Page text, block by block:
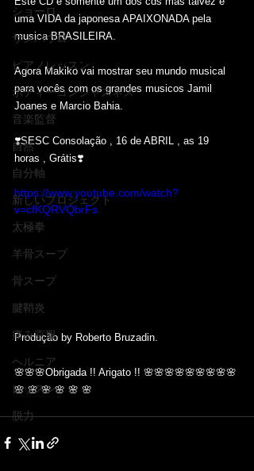
ショーロ
サンパウロ
ピアノレッスン
ボディーコンシャスネス
音楽監督
自然
自分軸
新しいプロジェクト
太極拳
羊骨スープ
骨スープ
腱鞘炎
痛み克服
ヘルニア
レッスン
脱力
uma VIDA da japonesa APAIXONADA pela
musica BRASILEIRA.
Agora Makiko vai mostrar seu mundo musical
para vocês com os grandes musicos Jamil
Joanes e Marcio Bahia.
❣️SESC Consolação , 16 de ABRIL , as 19
horas , Grátis❣️
https://www.youtube.com/watch?
v=cfKQRVQbrFs
Produção by Roberto Bruzadin.
🌸🌸🌸Obrigada !! Arigato !! 🌸🌸🌸🌸🌸🌸🌸🌸🌸
🌸 🌸 🌸 🌸 🌸 🌸